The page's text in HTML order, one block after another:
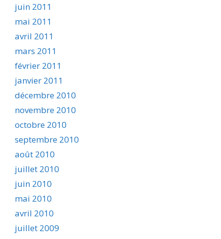
juin 2011
mai 2011
avril 2011
mars 2011
février 2011
janvier 2011
décembre 2010
novembre 2010
octobre 2010
septembre 2010
août 2010
juillet 2010
juin 2010
mai 2010
avril 2010
juillet 2009